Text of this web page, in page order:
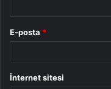
E-posta *
İnternet sitesi